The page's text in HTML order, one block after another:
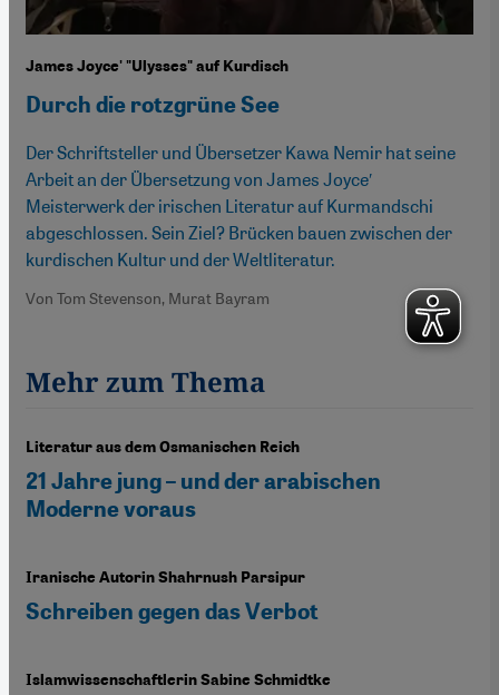
James Joyce' "Ulysses" auf Kurdisch
Durch die rotzgrüne See
Der Schriftsteller und Übersetzer Kawa Nemir hat seine
Arbeit an der Übersetzung von James Joyce′
Meisterwerk der irischen Literatur auf Kurmandschi
abgeschlossen. Sein Ziel? Brücken bauen zwischen der
kurdischen Kultur und der Weltliteratur.
Von Tom Stevenson, Murat Bayram
Mehr zum Thema
Literatur aus dem Osmanischen Reich
21 Jahre jung – und der arabischen
Moderne voraus
Iranische Autorin Shahrnush Parsipur
Schreiben gegen das Verbot
Islamwissenschaftlerin Sabine Schmidtke